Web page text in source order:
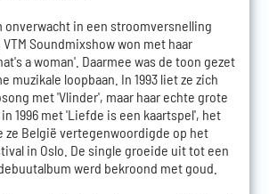
onverwacht in een stroomversnelling
VTM Soundmixshow won met haar
a woman'. Daarmee was de toon gezet
muzikale loopbaan. In 1993 liet ze zich
met 'Vlinder', maar haar echte grote
1996 met 'Liefde is een kaartspel', het
ze België vertegenwoordigde op het
in Oslo. De single groeide uit tot een
werd bekroond met goud.